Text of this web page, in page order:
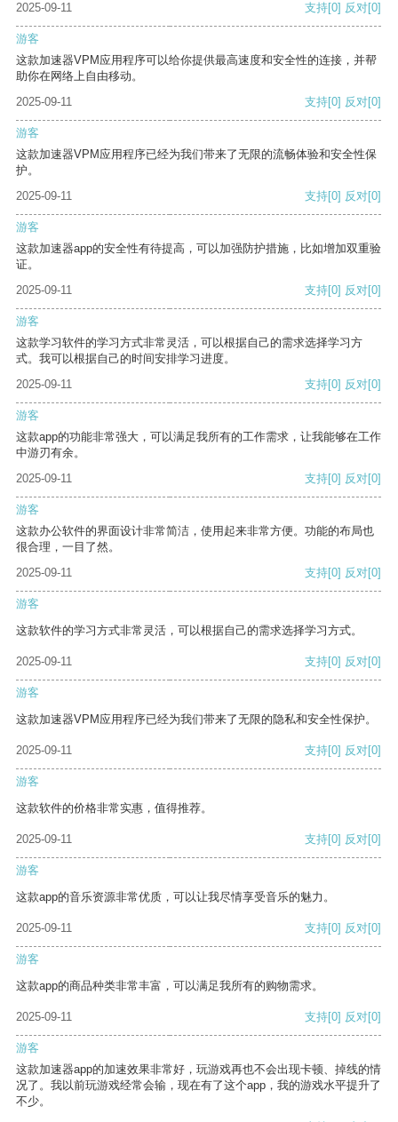
2025-09-11
支持[0] 反对[0]
游客
这款加速器VPM应用程序可以给你提供最高速度和安全性的连接，并帮
助你在网络上自由移动。
2025-09-11
支持[0] 反对[0]
游客
这款加速器VPM应用程序已经为我们带来了无限的流畅体验和安全性保
护。
2025-09-11
支持[0] 反对[0]
游客
这款加速器app的安全性有待提高，可以加强防护措施，比如增加双重验
证。
2025-09-11
支持[0] 反对[0]
游客
这款学习软件的学习方式非常灵活，可以根据自己的需求选择学习方
式。我可以根据自己的时间安排学习进度。
2025-09-11
支持[0] 反对[0]
游客
这款app的功能非常强大，可以满足我所有的工作需求，让我能够在工作
中游刃有余。
2025-09-11
支持[0] 反对[0]
游客
这款办公软件的界面设计非常简洁，使用起来非常方便。功能的布局也
很合理，一目了然。
2025-09-11
支持[0] 反对[0]
游客
这款软件的学习方式非常灵活，可以根据自己的需求选择学习方式。
2025-09-11 支持[0] 反对[0]
游客
这款加速器VPM应用程序已经为我们带来了无限的隐私和安全性保护。
2025-09-11 支持[0] 反对[0]
游客
这款软件的价格非常实惠，值得推荐。
2025-09-11 支持[0] 反对[0]
游客
这款app的音乐资源非常优质，可以让我尽情享受音乐的魅力。
2025-09-11 支持[0] 反对[0]
游客
这款app的商品种类非常丰富，可以满足我所有的购物需求。
2025-09-11 支持[0] 反对[0]
游客
这款加速器app的加速效果非常好，玩游戏再也不会出现卡顿、掉线的情
况了。我以前玩游戏经常会输，现在有了这个app，我的游戏水平提升了
不少。